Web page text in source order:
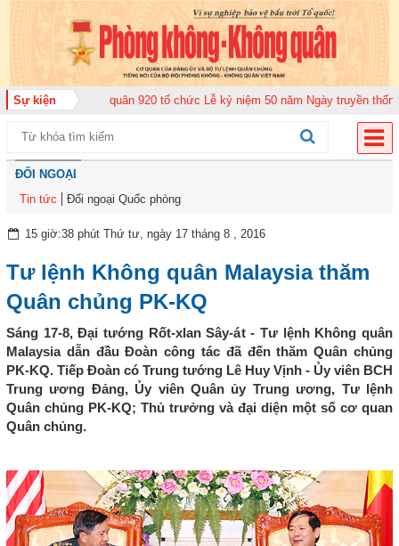
Sự kiện
đoàn Không quân 920 tổ chức Lễ kỷ niệm 50 năm Ngày truyền thống (12-
ĐỐI NGOẠI
Tin tức
Đối ngoại Quốc phòng
15 giờ:38 phút Thứ tư, ngày 17 tháng 8 , 2016
Tư lệnh Không quân Malaysia thăm
Quân chủng PK-KQ
Sáng 17-8, Đại tướng Rốt-xlan Sây-át - Tư lệnh Không quân
Malaysia dẫn đầu Đoàn công tác đã đến thăm Quân chủng
PK-KQ. Tiếp Đoàn có Trung tướng Lê Huy Vịnh - Ủy viên BCH
Trung ương Đảng, Ủy viên Quân ủy Trung ương, Tư lệnh
Quân chủng PK-KQ; Thủ trưởng và đại diện một số cơ quan
Quân chủng.